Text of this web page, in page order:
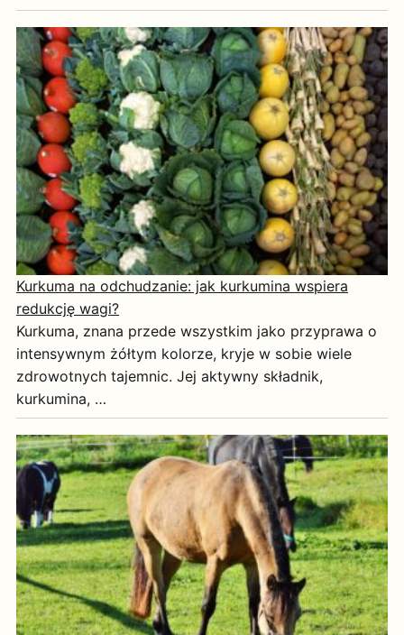
Kurkuma na odchudzanie: jak kurkumina wspiera
redukcję wagi?
Kurkuma, znana przede wszystkim jako przyprawa o
intensywnym żółtym kolorze, kryje w sobie wiele
zdrowotnych tajemnic. Jej aktywny składnik,
kurkumina, …